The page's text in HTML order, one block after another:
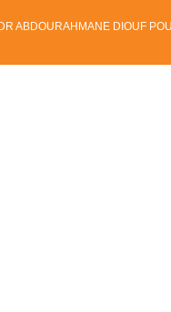
ABDOURAHMANE DIOUF